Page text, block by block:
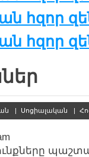
հզոր
հզոր
| Սոցիալական |